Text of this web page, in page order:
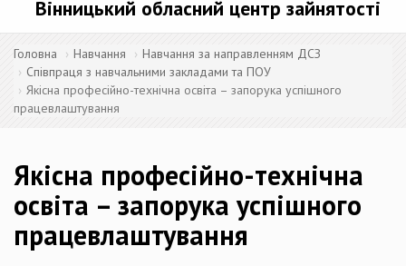
Вінницький обласний центр зайнятості
Головна Навчання
Навчання за направленням ДСЗ
Співпраця з навчальними закладами та ПОУ
Якісна професійно-технічна освіта – запорука успішного
працевлаштування
Якісна професійно-технічна
освіта – запорука успішного
працевлаштування